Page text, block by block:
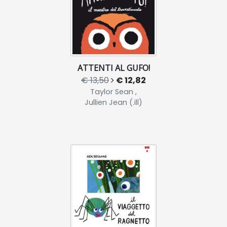
ATTENTI AL GUFO!
€ 13,50 € 12,82
Taylor Sean ,
Jullien Jean (.ill)